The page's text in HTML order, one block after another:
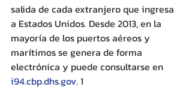
salida de cada extranjero que ingresa
a Estados Unidos. Desde 2013, en la
mayoría de los puertos aéreos y
marítimos se genera de forma
electrónica y puede consultarse en
i94.cbp.dhs.gov. 1